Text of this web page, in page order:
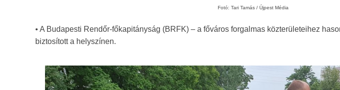
Fotó: Tari Tamás / Újpest Média
• A Budapesti Rendőr-főkapitányság (BRFK) – a főváros forgalmas közterületeihez
biztosított a helyszínen.